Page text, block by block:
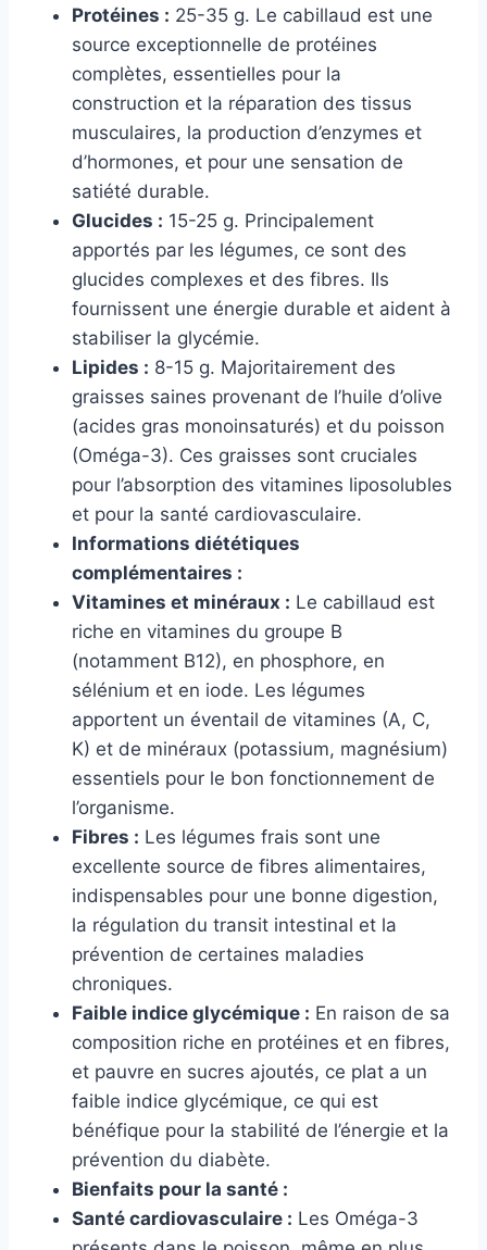
Protéines : 25-35 g. Le cabillaud est une
source exceptionnelle de protéines
complètes, essentielles pour la
construction et la réparation des tissus
musculaires, la production d’enzymes et
d’hormones, et pour une sensation de
satiété durable.
Glucides : 15-25 g. Principalement
apportés par les légumes, ce sont des
glucides complexes et des fibres. Ils
fournissent une énergie durable et aident à
stabiliser la glycémie.
Lipides : 8-15 g. Majoritairement des
graisses saines provenant de l’huile d’olive
(acides gras monoinsaturés) et du poisson
(Oméga-3). Ces graisses sont cruciales
pour l’absorption des vitamines liposolubles
et pour la santé cardiovasculaire.
Informations diététiques
complémentaires :
Vitamines et minéraux : Le cabillaud est
riche en vitamines du groupe B
(notamment B12), en phosphore, en
sélénium et en iode. Les légumes
apportent un éventail de vitamines (A, C,
K) et de minéraux (potassium, magnésium)
essentiels pour le bon fonctionnement de
l’organisme.
Fibres : Les légumes frais sont une
excellente source de fibres alimentaires,
indispensables pour une bonne digestion,
la régulation du transit intestinal et la
prévention de certaines maladies
chroniques.
Faible indice glycémique : En raison de sa
composition riche en protéines et en fibres,
et pauvre en sucres ajoutés, ce plat a un
faible indice glycémique, ce qui est
bénéfique pour la stabilité de l’énergie et la
prévention du diabète.
Bienfaits pour la santé :
Santé cardiovasculaire : Les Oméga-3